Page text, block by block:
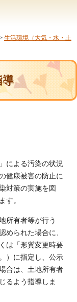
生活環境（大気・水・土
導
による汚染の状況
健康被害の防止に
対策の実施を図
す。
所有者等が行う
められた場合に、
は「形質変更時要
）に指定し、公示
合は、土地所有者
るよう指導しま